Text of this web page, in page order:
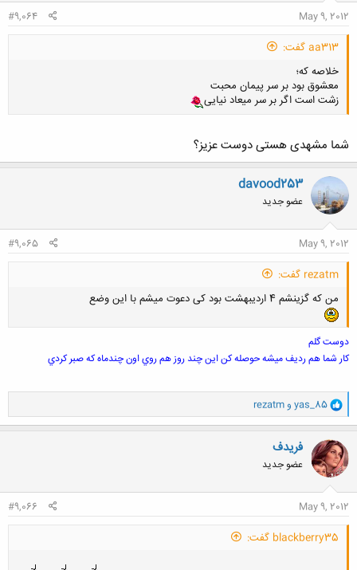
May 9, 2012
#9,064
aa313 گفت:
خلاصه که؛
معشوق بود بر سر پیمان محبت
زشت است اگر بر سر میعاد نیایی
شما مشهدی هستی دوست عزیز؟
davood253
عضو جدید
May 9, 2012
#9,065
rezatm گفت:
من که گزینشم 4 اردیبهشت بود کی دعوت میشم با این وضع
دوست گلم
كار شما هم رديف ميشه حوصله كن اين چند روز هم روي اون چندماه كه صبر كردي
و
ا
ک
ن
ش
ه
ا
yas_85 وrezatm
فریدف
عضو جدید
May 9, 2012
#9,066
blackberry35 گفت: